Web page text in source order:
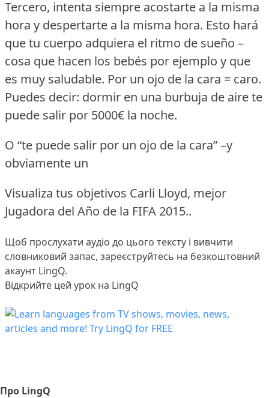
Tercero, intenta siempre acostarte a la misma
hora y despertarte a la misma hora. Esto hará
que tu cuerpo adquiera el ritmo de sueño –
cosa que hacen los bebés por ejemplo y que
es muy saludable. Por un ojo de la cara = caro.
Puedes decir: dormir en una burbuja de aire te
puede salir por 5000€ la noche.
O “te puede salir por un ojo de la cara” –y
obviamente un
Visualiza tus objetivos Carli Lloyd, mejor
Jugadora del Año de la FIFA 2015..
Щоб прослухати аудіо до цього тексту і вивчити
словниковий запас, зареєструйтесь на безкоштовний
акаунт LingQ.
Відкрийте цей урок на LingQ
Про LingQ